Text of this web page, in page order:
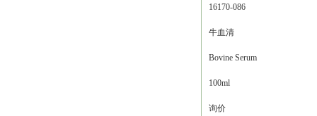
16170-086
牛血清
Bovine Serum
100ml
询价